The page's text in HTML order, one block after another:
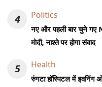
4 Politics
नए और पहली बार चुने गए
मोदी, नाश्ते पर होगा संवाद
5 Health
रुंगटा हॉस्पिटल में इवनिंग